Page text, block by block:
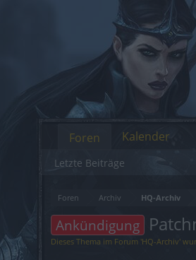
Foren Archiv HQ-Archiv
Ankündigung
Dieses Thema im Forum 'HQ-Archiv'
Foren
Letzte Beiträge
Kalender